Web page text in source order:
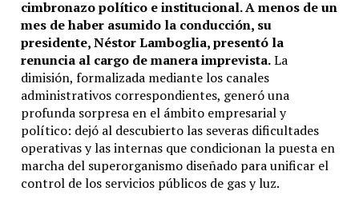
cimbronazo político e institucional.A menos de un
mes de haber asumido la conducción, su
presidente, Néstor Lamboglia, presentó la
renuncia al cargo de manera imprevista.La
dimisión, formalizada mediante los canales
administrativos correspondientes, generó una
profunda sorpresa en el ámbito empresarial y
político: dejó al descubierto las severas dificultades
operativas y las internas que condicionan la puesta en
marcha del superorganismo diseñado para unificar el
control de los servicios públicos de gas y luz.